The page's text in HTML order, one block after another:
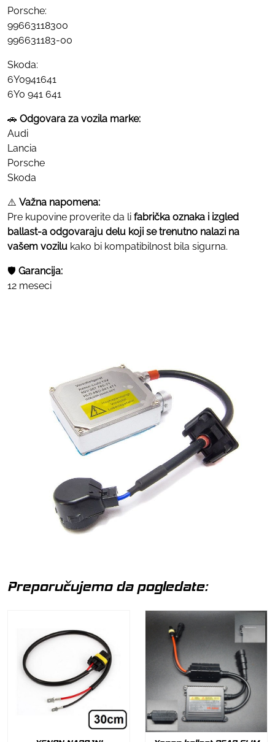
Porsche:
99663118300
996631183-00
Skoda:
6Y0941641
6Y0 941 641
🚗 Odgovara za vozila marke:
Audi
Lancia
Porsche
Skoda
⚠️ Važna napomena:
Pre kupovine proverite da li fabrička oznaka i izgled
ballast-a odgovaraju delu koji se trenutno nalazi na
vašem vozilu kako bi kompatibilnost bila sigurna.
🛡 Garancija:
12 meseci
Preporučujemo da pogledate: